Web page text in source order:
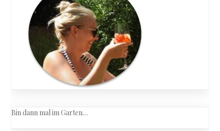
Bin dann mal im Garten…